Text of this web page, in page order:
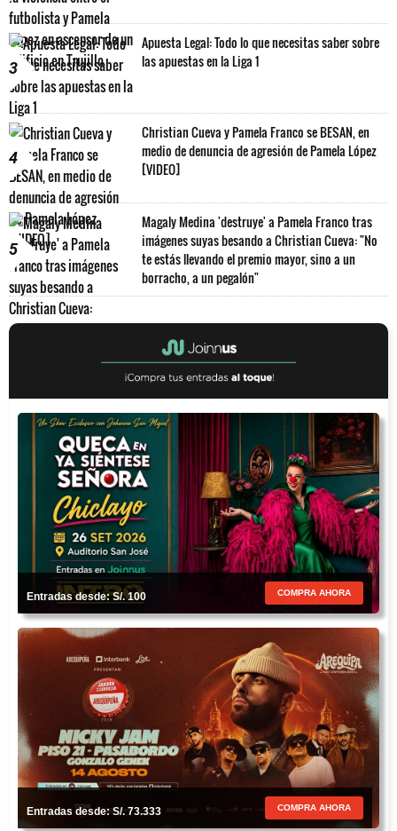
3
Apuesta Legal: Todo lo que necesitas saber sobre
las apuestas en la Liga 1
4
Christian Cueva y Pamela Franco se BESAN, en
medio de denuncia de agresión de Pamela López
[VIDEO]
5
Magaly Medina 'destruye' a Pamela Franco tras
imágenes suyas besando a Christian Cueva: "No
te estás llevando el premio mayor, sino a un
borracho, a un pegalón"
Entradas desde: S/. 100 COMPRA AHORA
Entradas desde: S/. 73.333 COMPRA AHORA